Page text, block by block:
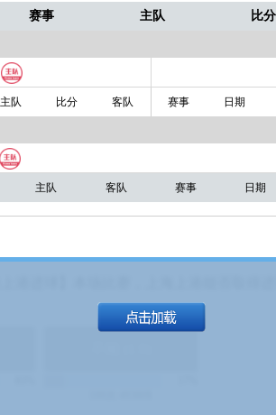
赛事 主队 比分
主队 比分 客队 赛事 日期
主队 客队 赛事 日期